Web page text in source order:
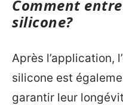
Comment
silicone?
Après l’application,
silicone est
garantir leur